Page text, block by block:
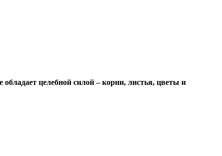
целебной силой – корни, листья, цветы и